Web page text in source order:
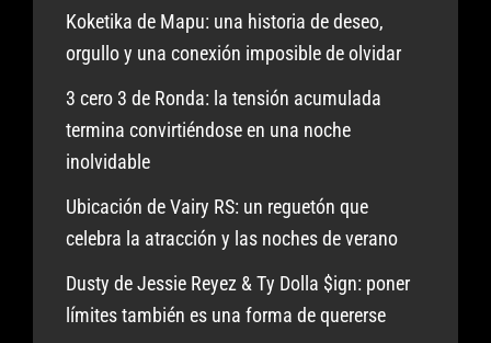
Koketika de Mapu: una historia de deseo,
orgullo y una conexión imposible de olvidar
3 cero 3 de Ronda: la tensión acumulada
termina convirtiéndose en una noche
inolvidable
Ubicación de Vairy RS: un reguetón que
celebra la atracción y las noches de verano
Dusty de Jessie Reyez & Ty Dolla $ign: poner
límites también es una forma de quererse